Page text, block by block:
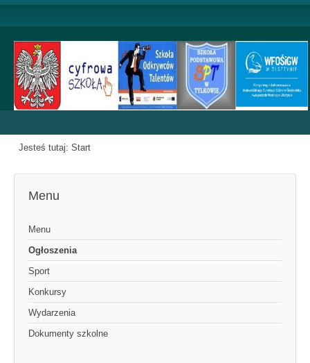
Jesteś tutaj: Start
Menu
Menu
Ogłoszenia
Sport
Konkursy
Wydarzenia
Dokumenty szkolne